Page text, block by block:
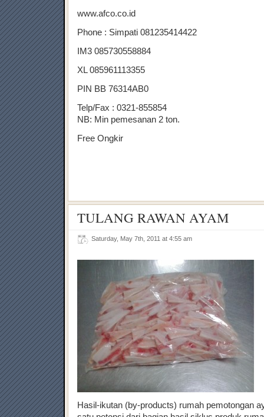
www.afco.co.id
Phone : Simpati 081235414422
IM3 085730558884
XL 085961113355
PIN BB 76314AB0
Telp/Fax : 0321-855854
NB: Min pemesanan 2 ton.
Free Ongkir
TULANG RAWAN AYAM
Saturday, May 7th, 2011 at 4:55 am
Hasil-ikutan (by-products) rumah pemotongan